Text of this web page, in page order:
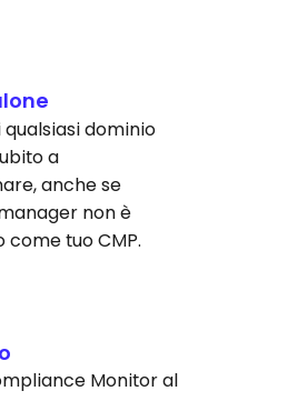
qualsiasi dominio
a
anche se
non è
come tuo CMP.
Monitor al